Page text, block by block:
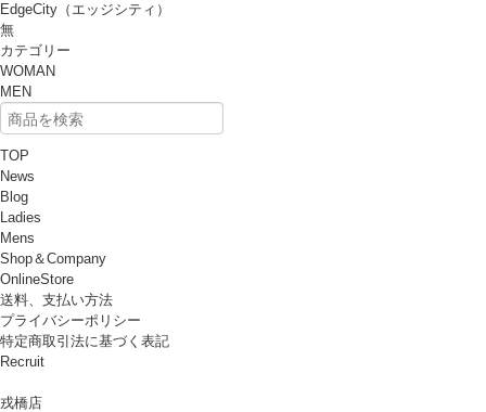
EdgeCity（エッジシティ）
無
カテゴリー
WOMAN
MEN
TOP
News
Blog
Ladies
Mens
Shop＆Company
OnlineStore
送料、支払い方法
プライバシーポリシー
特定商取引法に基づく表記
Recruit
戎橋店